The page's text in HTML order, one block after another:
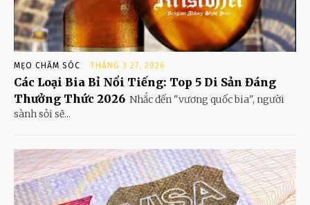
MẸO CHĂM SÓC THÁNG 3 27, 2026
Các Loại Bia Bỉ Nổi Tiếng: Top 5 Di Sản Đáng
Thưởng Thức 2026 Nhắc đến "vương quốc bia", người
sành sỏi sẽ...